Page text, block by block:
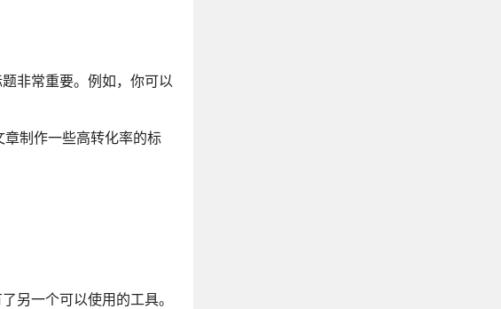
非常重要。例如，你可以
制作一些高转化率的标
另一个可以使用的工具。